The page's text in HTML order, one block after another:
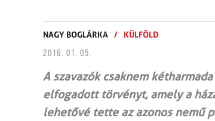
NAGY BOGLÁRKA / KÜLFÖLD
2016. 01. 05.
A szavazók csaknem
elfogadott törvényt, amely a
lehetővé tette az azonos nemű